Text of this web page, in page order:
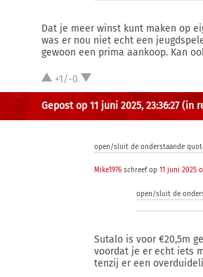
Dat je meer winst kunt maken op
was er nou niet echt een
gewoon een prima aankoop. Kan
+1/-0
Gepost op 11 juni 2025, 23:36:27 (in
open/sluit de onderstaande
Mike1976 schreef op11 juni 2025
open/sluit de
Sutalo is voor €20,5m
voordat je er echt iets
tenzij er een